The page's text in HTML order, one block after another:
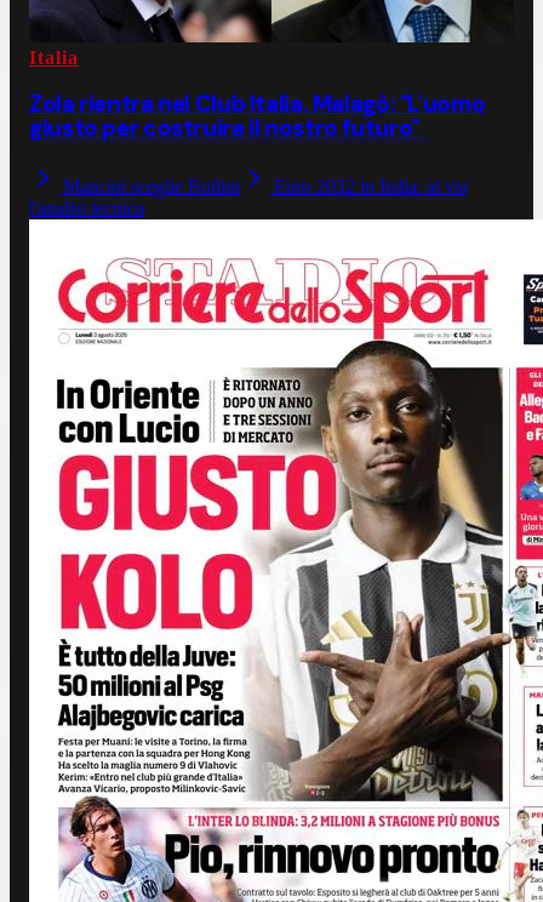
Italia
Zola rientra nel Club Italia. Malagò: "L'uomo
giusto per costruire il nostro futuro"
Mancini sceglie Bollini
Euro 2032 in Italia: al via
l'analisi tecnica